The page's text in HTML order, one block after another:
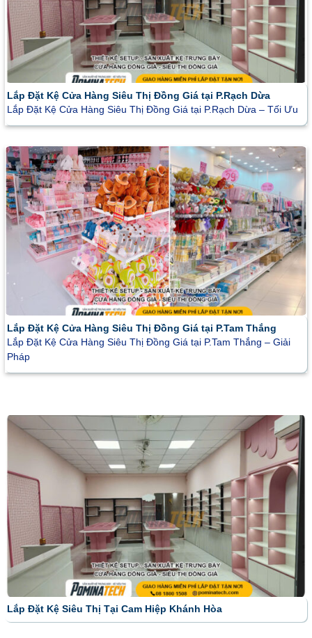
Lắp Đặt Kệ Siêu Thị Tại Cam Hiệp Khánh Hòa
Lắp Đặt Kệ Cửa Hàng Siêu Thị Đồng Giá tại P.Rạch Dừa
Lắp Đặt Kệ Cửa Hàng Siêu Thị Đồng Giá tại P.Rạch Dừa – Tối Ưu
Lắp Đặt Kệ Cửa Hàng Siêu Thị Đồng Giá tại P.Tam Thắng
Lắp Đặt Kệ Cửa Hàng Siêu Thị Đồng Giá tại P.Tam Thắng – Giải
Pháp